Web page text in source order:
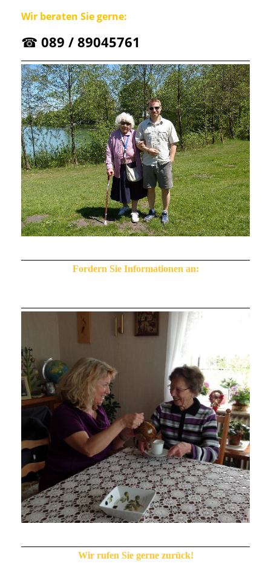
Wir beraten Sie gerne:
☎ 089 / 89045761
Fordern Sie Informationen an:
Wir rufen Sie gerne zurück!